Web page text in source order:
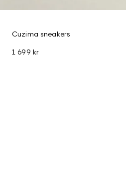
Cuzima sneakers
1 699 kr